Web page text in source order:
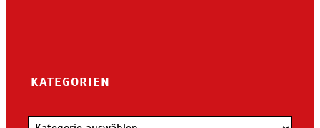
KATEGORIEN
Kategorien